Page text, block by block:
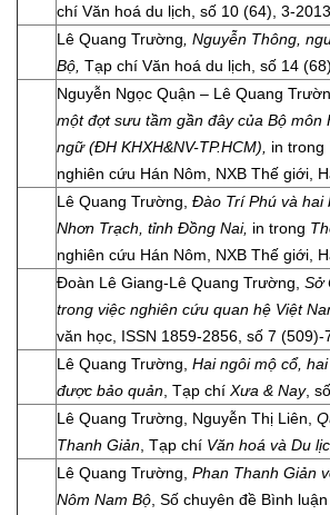
chí Văn hoá du lịch, số 10 (64), 3-
Lê Quang Trường , Nguyễn Thông,
Bộ, Tạp chí Văn hoá du lịch, số 14
Nguyễn Ngọc Quận – Lê Quang
một đợt sưu tầm gần đây của Bộ môn
ngữ (ĐH KHXH&NV-TP.HCM), in trong
nghiên cứu Hán Nôm, NXB Thế giới,
Lê Quang Trường, Đào Trí Phú và hai
Nhơn Trạch, tỉnh Đồng Nai, in trong
nghiên cứu Hán Nôm, NXB Thế giới,
Đoàn Lê Giang-Lê Quang Trường, Sở
trong việc nghiên cứu quan hệ Việt
văn học, ISSN 1859-2856, số 7 (509)-
Lê Quang Trường, Hai ngôi mộ cổ,
được bảo quản , Tạp chí Xưa & Nay,
Lê Quang Trường, Nguyễn Thị Liên,
Thanh Giản , Tạp chí Văn hoá và Du
Lê Quang Trường, Phan Thanh Giản
Nôm Nam Bộ , Số chuyên đề Bình